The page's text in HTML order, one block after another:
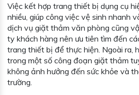
Việc kết hợp trang thiết bị dụng cụ
nhiều, giúp công việc vệ sinh nhanh
dịch vụ giặt thảm văn phòng cũng
ty khách hàng nên ưu tiên tìm đến
trang thiết bị để thực hiện. Ngoài ra,
trong một số công đoạn giặt thảm
không ảnh hưởng đến sức khỏe và
trường.